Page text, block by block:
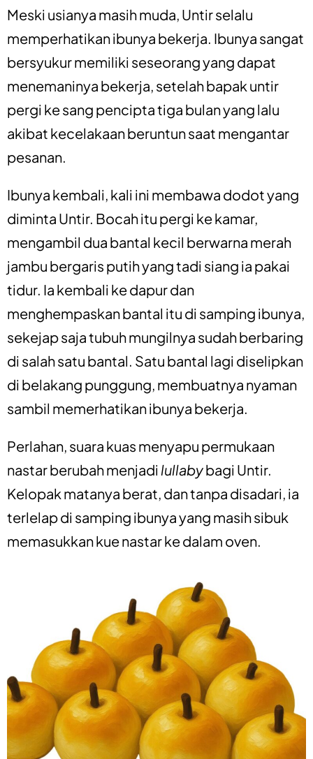
Meski usianya masih muda, Untir selalu
memperhatikan ibunya bekerja. Ibunya sangat
bersyukur memiliki seseorang yang dapat
menemaninya bekerja, setelah bapak untir
pergi ke sang pencipta tiga bulan yang lalu
akibat kecelakaan beruntun saat mengantar
pesanan.
Ibunya kembali, kali ini membawa dodot yang
diminta Untir. Bocah itu pergi ke kamar,
mengambil dua bantal kecil berwarna merah
jambu bergaris putih yang tadi siang ia pakai
tidur. Ia kembali ke dapur dan
menghempaskan bantal itu di samping ibunya,
sekejap saja tubuh mungilnya sudah berbaring
di salah satu bantal. Satu bantal lagi diselipkan
di belakang punggung, membuatnya nyaman
sambil memerhatikan ibunya bekerja.
Perlahan, suara kuas menyapu permukaan
nastar berubah menjadi lullabybagi Untir.
Kelopak matanya berat, dan tanpa disadari, ia
terlelap di samping ibunya yang masih sibuk
memasukkan kue nastar ke dalam oven.